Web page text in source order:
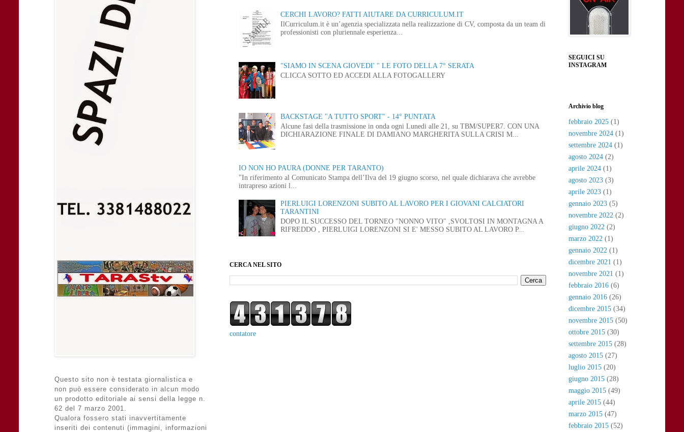
CERCHI LAVORO? FATTI AIUTARE DA CURRICULUM.IT
IlCurriculum.it è un’agenzia specializzata nella realizzazione di CV, composta da un team di
professionisti con pluriennale esperienza...
"SIAMO IN SCENA GIOVEDI' " LE FOTO DELLA 7° SERATA
CLICCA SOTTO ED ACCEDI ALLA FOTOGALLERY
BACKSTAGE "A TUTTO SPORT" - 14° PUNTATA
Alcune fasi della trasmissione in onda ogni Lunedi alle 21, su TBM/SUPER7. CON UNA
DICHIARAZIONE FINALE DI DAMIANO MARGHERITA SULLA CRISI M...
IO NON HO PAURA (DONNE PER TARANTO)
"In riferimento al Comunicato Stampa dell’Ilva del 19 giugno scorso, nel quale dichiarava che avrebbe
intrapreso azioni l...
PIERLUIGI LORENZONI SUBITO AL LAVORO PER I GIOVANI CALCIATORI
TARANTINI
DOPO IL SUCCESSO DEL TORNEO "NONNO VITO" ,SVOLTOSI IN MONTAGNA A
RIFREDDO , PIERLUIGI LORENZONI SI E' MESSO SUBITO AL LAVORO P...
CERCA NEL SITO
contatore
Questo sito non è testata giornalistica e
non può essere considerato in alcun modo
un prodotto editoriale ai sensi della legge n.
62 del 7 marzo 2001.
Qualora fossero stati inavvertitamente
inseriti dei contenuti (immagini, informazioni
SEGUICI SU
INSTAGRAM
Archivio blog
febbraio 2025 (1)
novembre 2024 (1)
settembre 2024 (1)
agosto 2024 (2)
aprile 2024 (1)
agosto 2023 (3)
aprile 2023 (1)
gennaio 2023 (5)
novembre 2022 (2)
giugno 2022 (2)
marzo 2022 (1)
gennaio 2022 (1)
dicembre 2021 (1)
novembre 2021 (1)
febbraio 2016 (6)
gennaio 2016 (26)
dicembre 2015 (34)
novembre 2015 (50)
ottobre 2015 (30)
settembre 2015 (28)
agosto 2015 (27)
luglio 2015 (20)
giugno 2015 (28)
maggio 2015 (49)
aprile 2015 (44)
marzo 2015 (47)
febbraio 2015 (52)